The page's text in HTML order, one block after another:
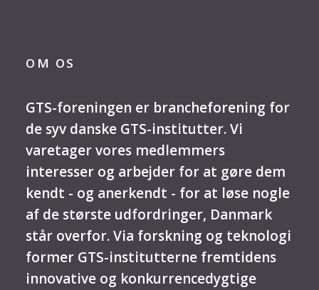
OM OS
GTS-foreningen er brancheforening for
de syv danske GTS-institutter. Vi
varetager vores medlemmers
interesser og arbejder for at gøre dem
kendt - og anerkendt - for at løse nogle
af de største udfordringer, Danmark
står overfor. Via forskning og teknologi
former GTS-institutterne fremtidens
innovative og konkurrencedygtige